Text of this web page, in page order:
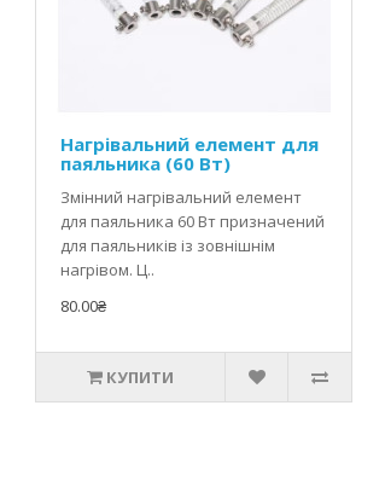
Нагрівальний елемент для
паяльника (60 Вт)
Змінний нагрівальний елемент
для паяльника 60 Вт призначений
для паяльників із зовнішнім
нагрівом. Ц..
80.00₴
КУПИТИ